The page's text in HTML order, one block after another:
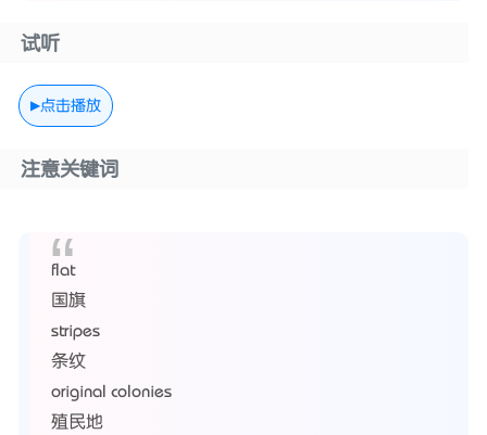
试听
点击播放
注意关键词
flat
国旗
stripes
条纹
original colonies
殖民地